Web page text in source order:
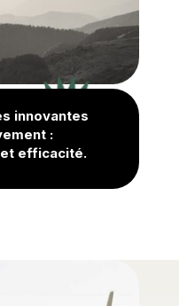
innovantes
:
efficacité.